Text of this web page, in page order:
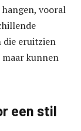
vooral
die eruitzien
kunnen
een stil